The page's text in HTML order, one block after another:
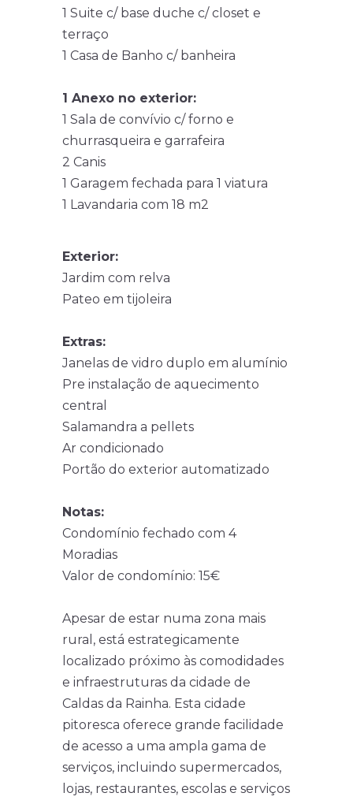
1 Suite c/ base duche c/ closet e
terraço
1 Casa de Banho c/ banheira
1 Anexo no exterior:
1 Sala de convívio c/ forno e
churrasqueira e garrafeira
2 Canis
1 Garagem fechada para 1 viatura
1 Lavandaria com 18 m2
Exterior:
Jardim com relva
Pateo em tijoleira
Extras:
Janelas de vidro duplo em alumínio
Pre instalação de aquecimento
central
Salamandra a pellets
Ar condicionado
Portão do exterior automatizado
Notas:
Condomínio fechado com 4
Moradias
Valor de condomínio: 15€
Apesar de estar numa zona mais
rural, está estrategicamente
localizado próximo às comodidades
e infraestruturas da cidade de
Caldas da Rainha. Esta cidade
pitoresca oferece grande facilidade
de acesso a uma ampla gama de
serviços, incluindo supermercados,
lojas, restaurantes, escolas e serviços